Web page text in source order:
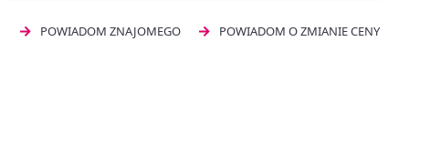
POWIADOM ZNAJOMEGO POWIADOM O ZMIANIE CENY